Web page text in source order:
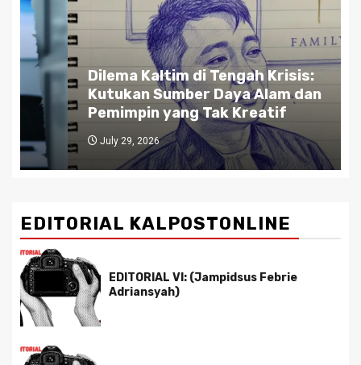
Dilema Kaltim di Tengah Krisis:
Kutukan Sumber Daya Alam dan
Pemimpin yang Tak Kreatif
July 29, 2026
EDITORIAL KALPOSTONLINE
EDITORIAL VI: (Jampidsus Febrie
Adriansyah)